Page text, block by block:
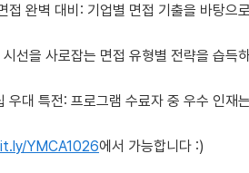
완벽 대비: 기업별 면접 기출을 바탕으
시선을 사로잡는 면접 유형별 전략을 습득
대 특전: 프로그램 수료자 중 우수 인재
YMCA1026에서 가능합니다 :)